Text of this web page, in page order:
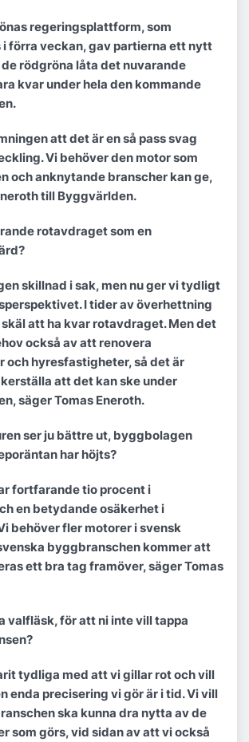
regeringsplattform, som
i förra veckan, gav partierna ett nytt
rödgröna låta det nuvarande
kvar under hela den kommande
att det är en så pass svag
Vi behöver den motor som
och anknytande branscher kan ge,
till Byggvärlden.
rotavdraget som en
skillnad i sak, men nu ger vi tydligt
I tider av överhettning
att ha kvar rotavdraget. Men det
också av att renovera
och hyresfastigheter, så det är
att det kan ske under
säger Tomas Eneroth.
ser ju bättre ut, byggbolagen
har höjts?
fortfarande tio procent i
en betydande osäkerhet i
behöver fler motorer i svensk
byggbranschen kommer att
ett bra tag framöver, säger Tomas
valfläsk, för att ni inte vill tappa
tydliga med att vi gillar rot och vill
enda precisering vi gör är i tid. Vi vill
ska kunna dra nytta av de
som görs, vid sidan av att vi också